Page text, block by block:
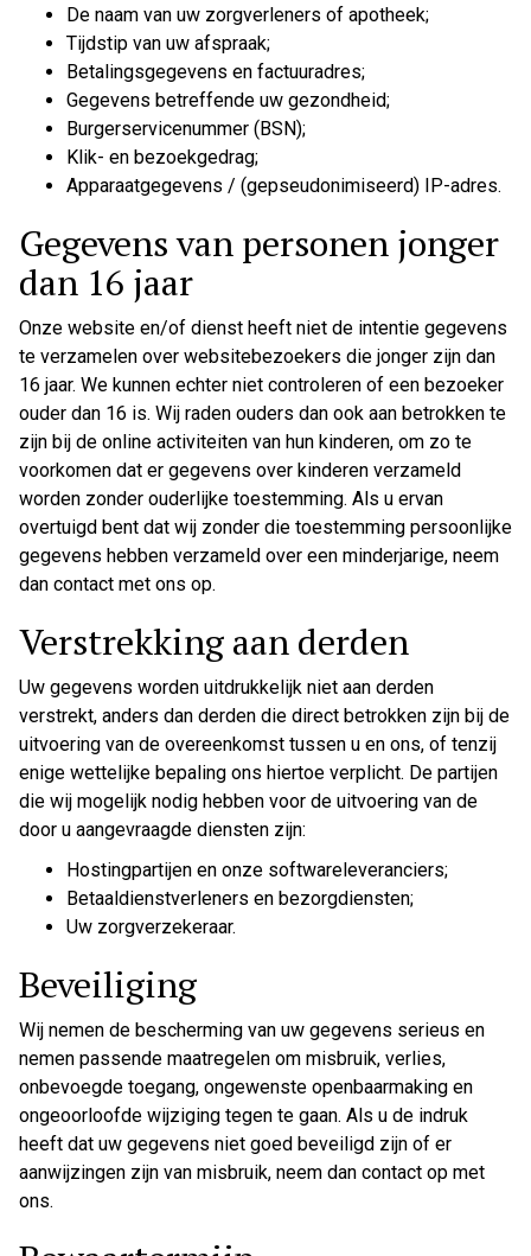
De naam van uw zorgverleners of apotheek;
Tijdstip van uw afspraak;
Betalingsgegevens en factuuradres;
Gegevens betreffende uw gezondheid;
Burgerservicenummer (BSN);
Klik- en bezoekgedrag;
Apparaatgegevens / (gepseudonimiseerd) IP-adres.
Gegevens van personen jonger
dan 16 jaar
Onze website en/of dienst heeft niet de intentie gegevens
te verzamelen over websitebezoekers die jonger zijn dan
16 jaar. We kunnen echter niet controleren of een bezoeker
ouder dan 16 is. Wij raden ouders dan ook aan betrokken te
zijn bij de online activiteiten van hun kinderen, om zo te
voorkomen dat er gegevens over kinderen verzameld
worden zonder ouderlijke toestemming. Als u ervan
overtuigd bent dat wij zonder die toestemming persoonlijke
gegevens hebben verzameld over een minderjarige, neem
dan contact met ons op.
Verstrekking aan derden
Uw gegevens worden uitdrukkelijk niet aan derden
verstrekt, anders dan derden die direct betrokken zijn bij de
uitvoering van de overeenkomst tussen u en ons, of tenzij
enige wettelijke bepaling ons hiertoe verplicht. De partijen
die wij mogelijk nodig hebben voor de uitvoering van de
door u aangevraagde diensten zijn:
Hostingpartijen en onze softwareleveranciers;
Betaaldienstverleners en bezorgdiensten;
Uw zorgverzekeraar.
Beveiliging
Wij nemen de bescherming van uw gegevens serieus en
nemen passende maatregelen om misbruik, verlies,
onbevoegde toegang, ongewenste openbaarmaking en
ongeoorloofde wijziging tegen te gaan. Als u de indruk
heeft dat uw gegevens niet goed beveiligd zijn of er
aanwijzingen zijn van misbruik, neem dan contact op met
ons.